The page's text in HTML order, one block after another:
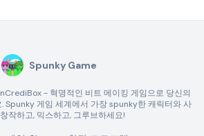
Spunky Game
- 혁명적인 비트 메이킹 게임으로 당신의
Spunky 게임 세계에서 가장 spunky한 캐릭터와 사
작하고, 믹스하고, 그루브하세요!